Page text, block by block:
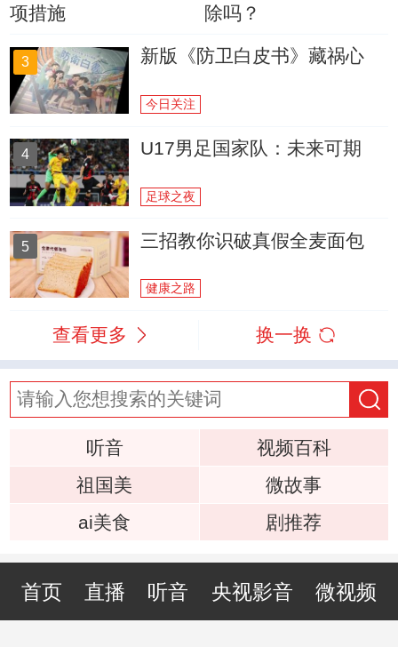
项措施
除吗？
3 新版《防卫白皮书》藏祸心
今日关注
4 U17男足国家队：未来可期
足球之夜
5 三招教你识破真假全麦面包
健康之路
查看更多 换一换
听音
视频百科
祖国美
微故事
ai美食
剧推荐
首页 直播 听音 央视影音 微视频